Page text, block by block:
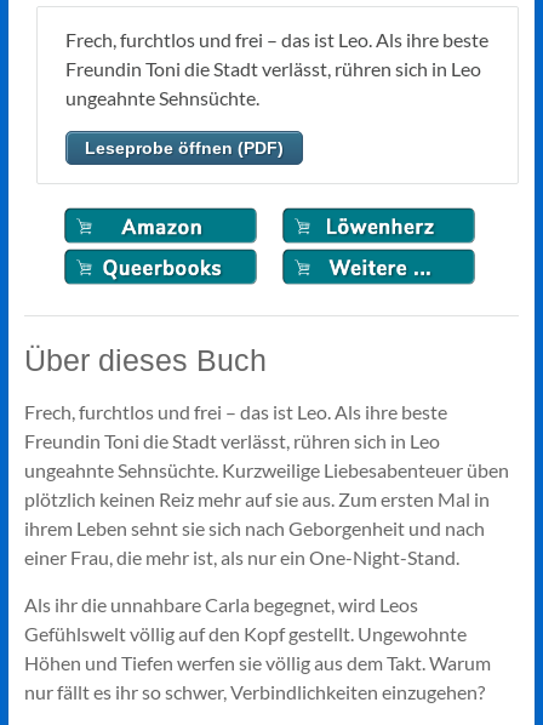
Frech, furchtlos und frei – das ist Leo. Als ihre beste
Freundin Toni die Stadt verlässt, rühren sich in Leo
ungeahnte Sehnsüchte.
Leseprobe öffnen (PDF)
Über dieses Buch
Frech, furchtlos und frei – das ist Leo. Als ihre beste
Freundin Toni die Stadt verlässt, rühren sich in Leo
ungeahnte Sehnsüchte. Kurzweilige Liebesabenteuer üben
plötzlich keinen Reiz mehr auf sie aus. Zum ersten Mal in
ihrem Leben sehnt sie sich nach Geborgenheit und nach
einer Frau, die mehr ist, als nur ein One-Night-Stand.
Als ihr die unnahbare Carla begegnet, wird Leos
Gefühlswelt völlig auf den Kopf gestellt. Ungewohnte
Höhen und Tiefen werfen sie völlig aus dem Takt. Warum
nur fällt es ihr so schwer, Verbindlichkeiten einzugehen?